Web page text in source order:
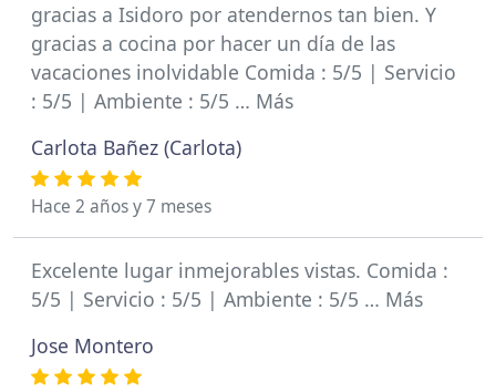
gracias a Isidoro por atendernos tan bien. Y
gracias a cocina por hacer un día de las
vacaciones inolvidable Comida : 5/5 | Servicio
: 5/5 | Ambiente : 5/5 … Más
Carlota Bañez (Carlota)
Hace 2 años y 7 meses
Excelente lugar inmejorables vistas. Comida :
5/5 | Servicio : 5/5 | Ambiente : 5/5 … Más
Jose Montero